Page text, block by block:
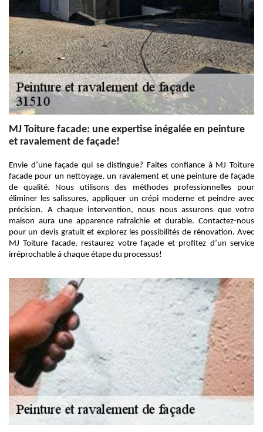
MJ Toiture facade: une expertise inégalée en peinture
et ravalement de façade!
Envie d’une façade qui se distingue? Faites confiance à MJ Toiture
facade pour un nettoyage, un ravalement et une peinture de façade
de qualité. Nous utilisons des méthodes professionnelles pour
éliminer les salissures, appliquer un crépi moderne et peindre avec
précision. A chaque intervention, nous nous assurons que votre
maison aura une apparence rafraîchie et durable. Contactez-nous
pour un devis gratuit et explorez les possibilités de rénovation. Avec
MJ Toiture facade, restaurez votre façade et profitez d’un service
irréprochable à chaque étape du processus!